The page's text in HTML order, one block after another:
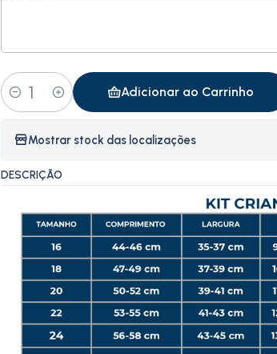
Quantidade
Adicionar ao Carrinho
Mostrar stock das localizações
DESCRIÇÃO